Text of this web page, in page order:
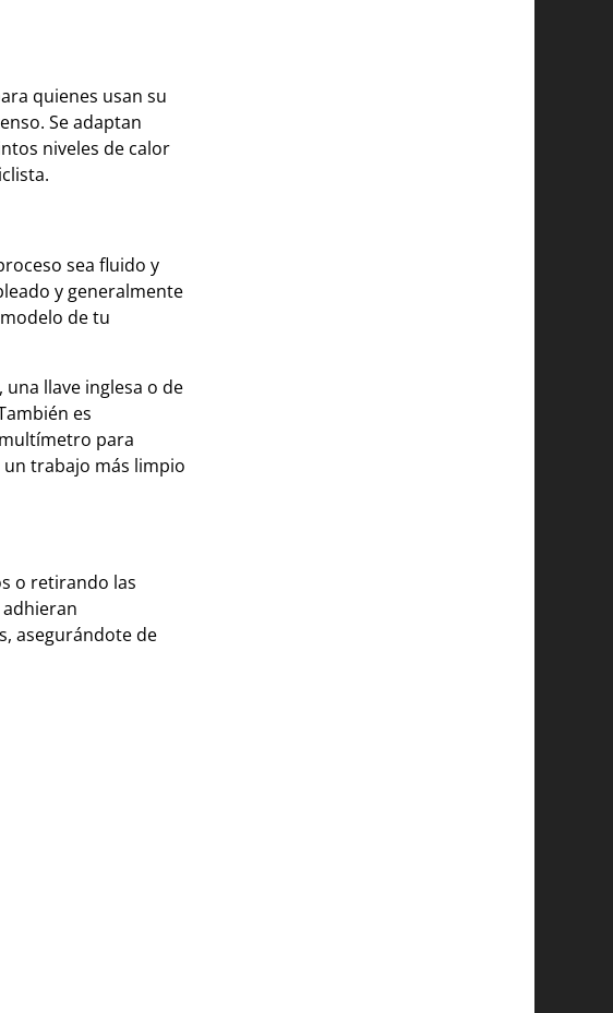
quienes usan su
Se adaptan
niveles de calor
sea fluido y
y generalmente
de tu
llave inglesa o de
es
para
trabajo más limpio
o retirando las
asegurándote de